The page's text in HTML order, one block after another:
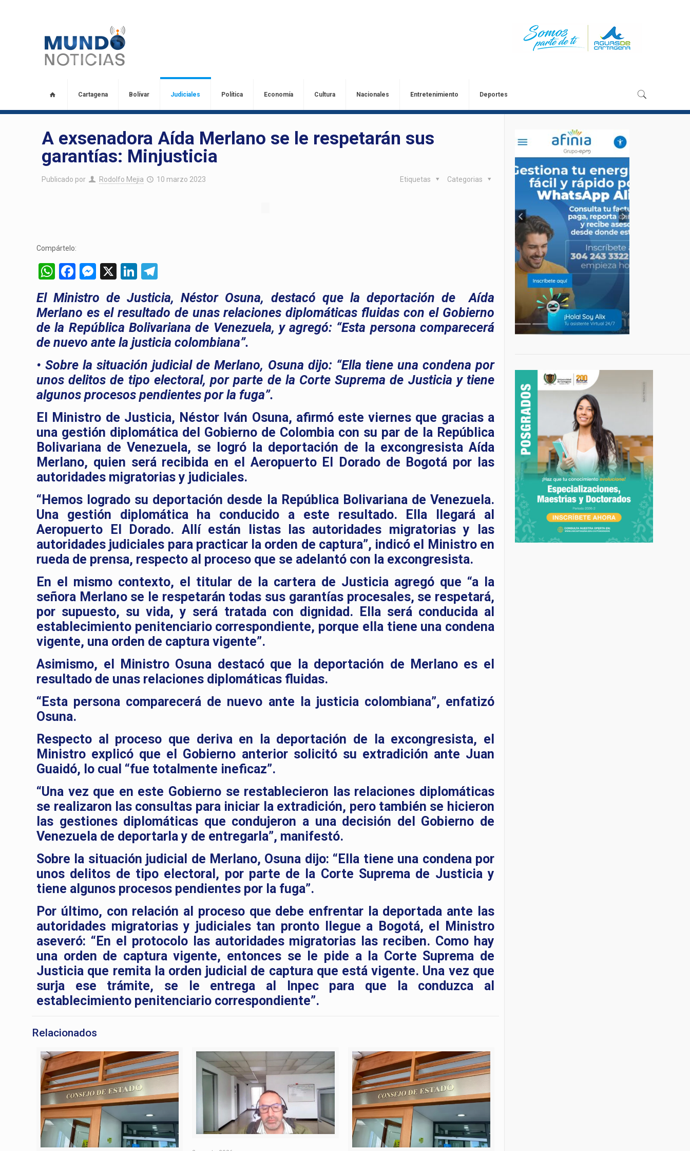
Cartagena Bolívar Judiciales Política Economía Cultura Nacionales Entretenimiento Deportes
A exsenadora Aída Merlano se le respetarán sus
garantías: Minjusticia
Publicado por Rodolfo Mejia 10 marzo 2023 Categorias
Etiquetas
Compártelo:
WhatsApp
Facebook
Messenger
X LinkedIn
El Ministro de Justicia, Néstor Osuna, destacó que la deportación de Aída
Merlano es el resultado de unas relaciones diplomáticas fluidas con el Gobierno
de la República Bolivariana de Venezuela, y agregó: “Esta persona comparecerá
de nuevo ante la justicia colombiana”.
• Sobre la situación judicial de Merlano, Osuna dijo: “Ella tiene una condena por
unos delitos de tipo electoral, por parte de la Corte Suprema de Justicia y tiene
algunos procesos pendientes por la fuga”.
El Ministro de Justicia, Néstor Iván Osuna, afirmó este viernes que gracias a
una gestión diplomática del Gobierno de Colombia con su par de la República
Bolivariana de Venezuela, se logró la deportación de la excongresista Aída
Merlano, quien será recibida en el Aeropuerto El Dorado de Bogotá por las
autoridades migratorias y judiciales.
“Hemos logrado su deportación desde la República Bolivariana de Venezuela.
Una gestión diplomática ha conducido a este resultado. Ella llegará al
Aeropuerto El Dorado. Allí están listas las autoridades migratorias y las
autoridades judiciales para practicar la orden de captura”, indicó el Ministro en
rueda de prensa, respecto al proceso que se adelantó con la excongresista.
En el mismo contexto, el titular de la cartera de Justicia agregó que “a la
señora Merlano se le respetarán todas sus garantías procesales, se respetará,
por supuesto, su vida, y será tratada con dignidad. Ella será conducida al
establecimiento penitenciario correspondiente, porque ella tiene una condena
vigente, una orden de captura vigente”.
Asimismo, el Ministro Osuna destacó que la deportación de Merlano es el
resultado de unas relaciones diplomáticas fluidas.
“Esta persona comparecerá de nuevo ante la justicia colombiana”, enfatizó
Osuna.
Respecto al proceso que deriva en la deportación de la excongresista, el
Ministro explicó que el Gobierno anterior solicitó su extradición ante Juan
Guaidó, lo cual “fue totalmente ineficaz”.
“Una vez que en este Gobierno se restablecieron las relaciones diplomáticas
se realizaron las consultas para iniciar la extradición, pero también se hicieron
las gestiones diplomáticas que condujeron a una decisión del Gobierno de
Venezuela de deportarla y de entregarla”, manifestó.
Sobre la situación judicial de Merlano, Osuna dijo: “Ella tiene una condena por
unos delitos de tipo electoral, por parte de la Corte Suprema de Justicia y
tiene algunos procesos pendientes por la fuga”.
Por último, con relación al proceso que debe enfrentar la deportada ante las
autoridades migratorias y judiciales tan pronto llegue a Bogotá, el Ministro
aseveró: “En el protocolo las autoridades migratorias las reciben. Como hay
una orden de captura vigente, entonces se le pide a la Corte Suprema de
Justicia que remita la orden judicial de captura que está vigente. Una vez que
surja ese trámite, se le entrega al Inpec para que la conduzca al
establecimiento penitenciario correspondiente”.
Relacionados